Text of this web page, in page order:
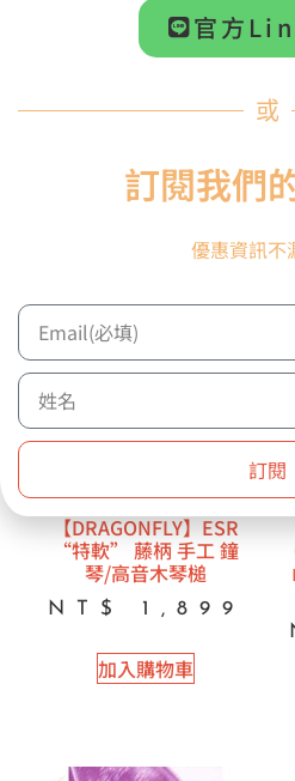
【預購商品】
【DRAGONFLY】EB2
藤柄 手工 硬橡膠系列 高
EBONITE
加入購物車
【DRAGONFLY】ESR
“特軟” 藤柄 手工 鐘
琴/高音木琴槌
NT$ 1,899
加入購物車
官方
或
訂閱我們
優惠資訊不
訂閱